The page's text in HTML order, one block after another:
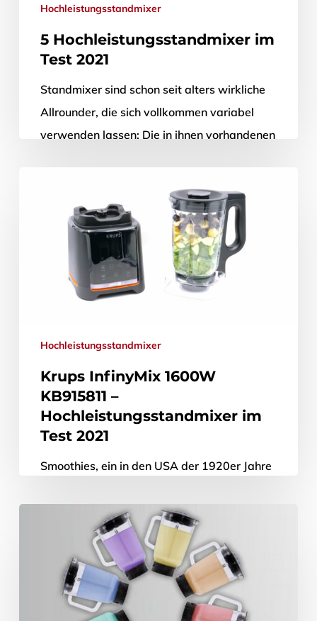
Hochleistungsstandmixer
5 Hochleistungsstandmixer im
Test 2021
Standmixer sind schon seit alters wirkliche
Allrounder, die sich vollkommen variabel
verwenden lassen: Die in ihnen vorhandenen
23. Dezember 2021
Hochleistungsstandmixer
Krups InfinyMix 1600W
KB915811 –
Hochleistungsstandmixer im
Test 2021
Smoothies, ein in den USA der 1920er Jahre
Bundesrepublik immer populärer: So
nehmen die hier lebenden Verbraucherinnen
und Verbraucher…
11. August 2021